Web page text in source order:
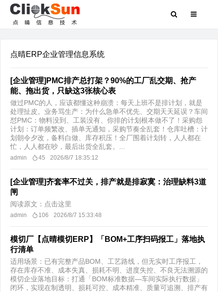
点晴ERP企业管理信息系统
[企业管理]PMC排产总打架？90%的工厂乱交期、抢产
能、拖出货，只缺这3张核心表
做过PMC的人，应该都懂这种崩溃：每天上班不是排计划，就是
处理扯皮。业务骂生产：为什么急单不优先、交期天天延误？车间
怼PMC：物料没到、工装没有、你排的计划根本做不了！采购怨
计划：订单频繁改、插单无通知，采购节奏全乱套！仓库吐槽：计
划朝令夕改，备料白做、库存积压！全厂围着计划转，人人都在
忙，人人都在吵，最后出货全乱套。...
admin 45 2026/8/7 18:35:12
[企业管理]齐套率不过关，排产就是排寂寞：治理缺料3道
闸
阅读原文：点击这里
admin 106 2026/8/7 15:33:48
模切厂【点晴模切ERP】「BOM+工序扫码报工」落地执
行清单
适用场景：已有完整产品BOM、工艺路线，但无实时工序报工，
存在库存不准、成本失真、损耗不明、进度失控、不良无法溯源的
模切企业落地目标：打通「BOM标准数据—车间实际执行数据」
闭环，实现在制透明、损耗可控、成本精准、质量可追溯、排产有